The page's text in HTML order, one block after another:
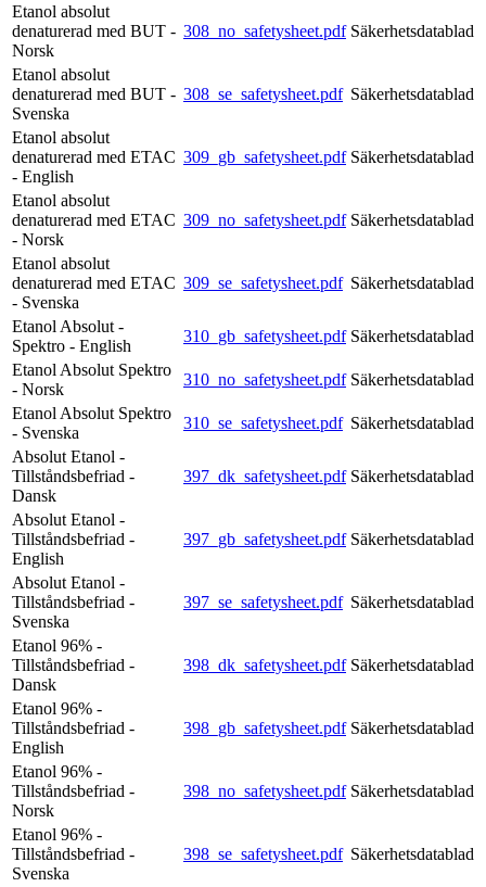
Etanol absolut
denaturerad med BUT -
Norsk
308_no_safetysheet.pdf Säkerhetsdatablad
Etanol absolut
denaturerad med BUT -
Svenska
308_se_safetysheet.pdf Säkerhetsdatablad
Etanol absolut
denaturerad med ETAC
- English
309_gb_safetysheet.pdf Säkerhetsdatablad
Etanol absolut
denaturerad med ETAC
- Norsk
309_no_safetysheet.pdf Säkerhetsdatablad
Etanol absolut
denaturerad med ETAC
- Svenska
309_se_safetysheet.pdf Säkerhetsdatablad
Etanol Absolut -
Spektro - English
310_gb_safetysheet.pdf Säkerhetsdatablad
Etanol Absolut Spektro
- Norsk
310_no_safetysheet.pdf Säkerhetsdatablad
Etanol Absolut Spektro
- Svenska
310_se_safetysheet.pdf Säkerhetsdatablad
Absolut Etanol -
Tillståndsbefriad -
Dansk
397_dk_safetysheet.pdf Säkerhetsdatablad
Absolut Etanol -
Tillståndsbefriad -
English
397_gb_safetysheet.pdf Säkerhetsdatablad
Absolut Etanol -
Tillståndsbefriad -
Svenska
397_se_safetysheet.pdf Säkerhetsdatablad
Etanol 96% -
Tillståndsbefriad -
Dansk
398_dk_safetysheet.pdf Säkerhetsdatablad
Etanol 96% -
Tillståndsbefriad -
English
398_gb_safetysheet.pdf Säkerhetsdatablad
Etanol 96% -
Tillståndsbefriad -
Norsk
398_no_safetysheet.pdf Säkerhetsdatablad
Etanol 96% -
Tillståndsbefriad -
Svenska
398_se_safetysheet.pdf Säkerhetsdatablad